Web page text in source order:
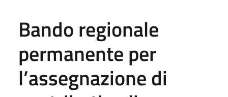
Bando regionale
permanente per
l’assegnazione di